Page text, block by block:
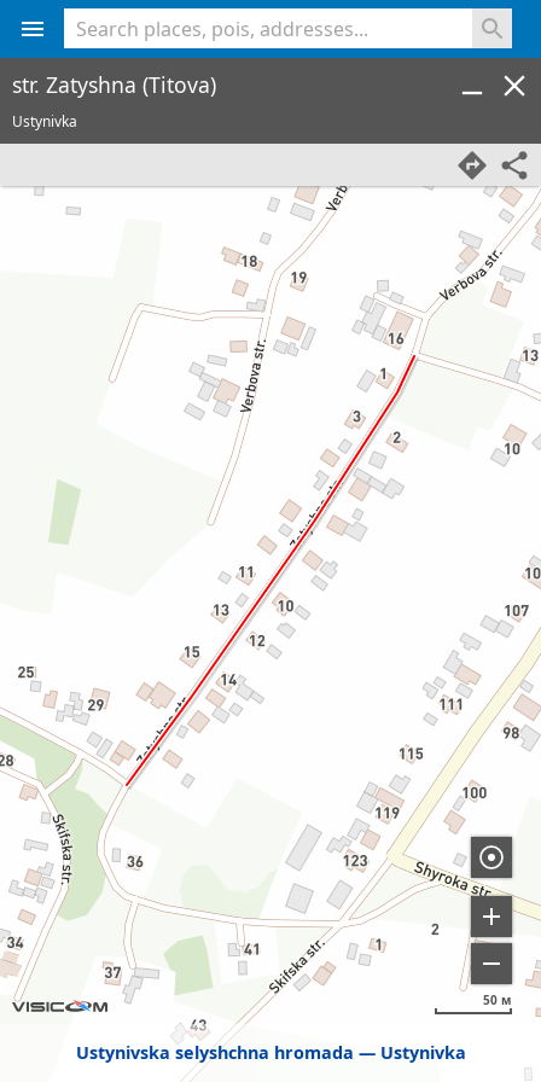
Ustynivska selyshchna hromada Ustynivka
50 м
str. Zatyshna (Titova)
Ustynivka
<% console.log(hcard) %>